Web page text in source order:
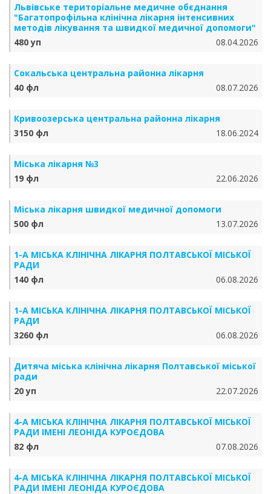
Львівське територіальне медичне обєднання
"Багатопрофільна клінічна лікарня інтенсивних
методів лікування та швидкої медичної допомоги"
480 уп
08.04.2026
Сокальська центральна районна лікарня
40 фл
08.07.2026
Кривоозерська центральна районна лікарня
3150 фл
18.06.2024
Міська лікарня №3
19 фл
22.06.2026
Міська лікарня швидкої медичної допомоги
500 фл
13.07.2026
1-А МІСЬКА КЛІНІЧНА ЛІКАРНЯ ПОЛТАВСЬКОЇ МІСЬКОЇ
РАДИ
140 фл
06.08.2026
1-А МІСЬКА КЛІНІЧНА ЛІКАРНЯ ПОЛТАВСЬКОЇ МІСЬКОЇ
РАДИ
3260 фл
06.08.2026
Дитяча міська клінічна лікарня Полтавської міської
ради
20 уп
22.07.2026
4-А МІСЬКА КЛІНІЧНА ЛІКАРНЯ ПОЛТАВСЬКОЇ МІСЬКОЇ
РАДИ ІМЕНІ ЛЕОНІДА КУРОЄДОВА
82 фл
07.08.2026
4-А МІСЬКА КЛІНІЧНА ЛІКАРНЯ ПОЛТАВСЬКОЇ МІСЬКОЇ
РАДИ ІМЕНІ ЛЕОНІДА КУРОЄДОВА